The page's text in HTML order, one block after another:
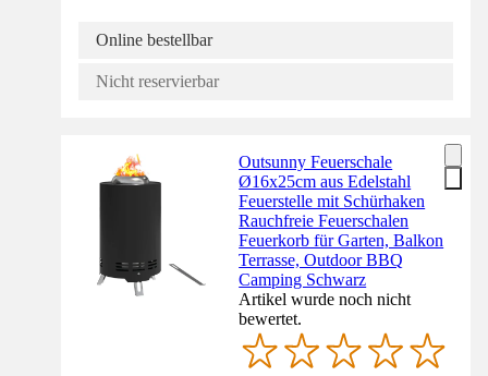
Online bestellbar
Nicht reservierbar
Outsunny Feuerschale
Ø16x25cm aus Edelstahl
Feuerstelle mit Schürhaken
Rauchfreie Feuerschalen
Feuerkorb für Garten, Balkon
Terrasse, Outdoor BBQ
Camping Schwarz
Artikel wurde noch nicht
bewertet.